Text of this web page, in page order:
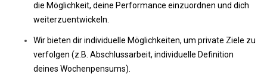
die Möglichkeit, deine Performance einzuordnen und dich
weiterzuentwickeln.
Wir bieten dir individuelle Möglichkeiten, um private Ziele zu
verfolgen (z.B. Abschlussarbeit, individuelle Definition
deines Wochenpensums).